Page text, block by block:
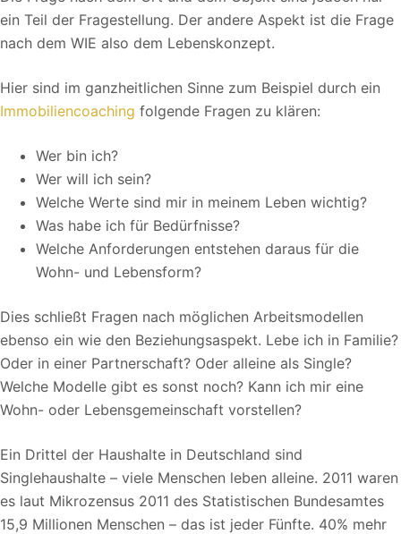
ein Teil der Fragestellung. Der andere Aspekt ist die Frage
nach dem WIE also dem Lebenskonzept.
Hier sind im ganzheitlichen Sinne zum Beispiel durch ein
Immobiliencoaching folgende Fragen zu klären:
Wer bin ich?
Wer will ich sein?
Welche Werte sind mir in meinem Leben wichtig?
Was habe ich für Bedürfnisse?
Welche Anforderungen entstehen daraus für die
Wohn- und Lebensform?
Dies schließt Fragen nach möglichen Arbeitsmodellen
ebenso ein wie den Beziehungsaspekt. Lebe ich in Familie?
Oder in einer Partnerschaft? Oder alleine als Single?
Welche Modelle gibt es sonst noch? Kann ich mir eine
Wohn- oder Lebensgemeinschaft vorstellen?
Ein Drittel der Haushalte in Deutschland sind
Singlehaushalte – viele Menschen leben alleine. 2011 waren
es laut Mikrozensus 2011 des Statistischen Bundesamtes
15,9 Millionen Menschen – das ist jeder Fünfte. 40% mehr